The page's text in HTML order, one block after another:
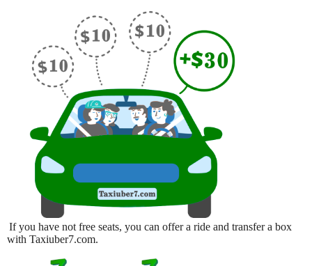
If you have not free seats, you can offer a ride and transfer a box
with Taxiuber7.com.